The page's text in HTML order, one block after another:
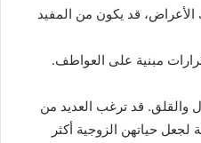
قد يكون من المفيد
مبنية على العواطف.
والقلق. قد ترغب العديد من
حياتهن الزوجية أكثر